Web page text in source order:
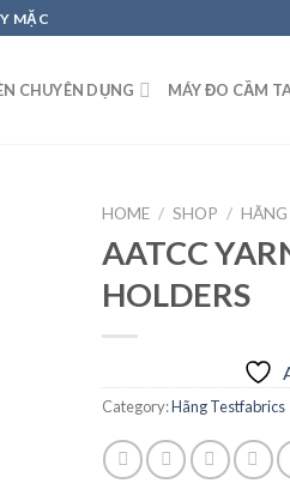
MẶC
CHUYÊN DỤNG MÁY ĐO CẦM
HOME / SHOP /
AATCC
HOLDERS
Category:Hãng Testfabrics